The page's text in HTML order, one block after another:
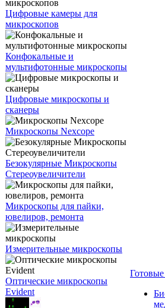
Цифровые камеры для
микроскопов
Конфокальные и
мультифотонные микроскопы
Цифровые микроскопы и
сканеры
Микроскопы Nexcope
Безокулярные Микроскопы
Стереоувеличители
Микроскопы для пайки,
ювелиров, ремонта
Измерительные микроскопы
Оптические микроскопы
Evident